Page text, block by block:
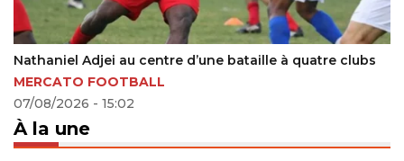
au centre d’une bataille à quatre clubs
15:02
Turquie : le
À la une